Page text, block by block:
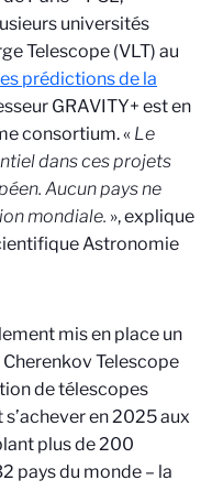
universités
Telescope (VLT) au
prédictions de la
GRAVITY+ est en
consortium. « Le
dans ces projets
Aucun pays ne
mondiale. », explique
Astronomie
mis en place un
Cherenkov Telescope
de télescopes
en 2025 aux
plus de 200
pays du monde – la